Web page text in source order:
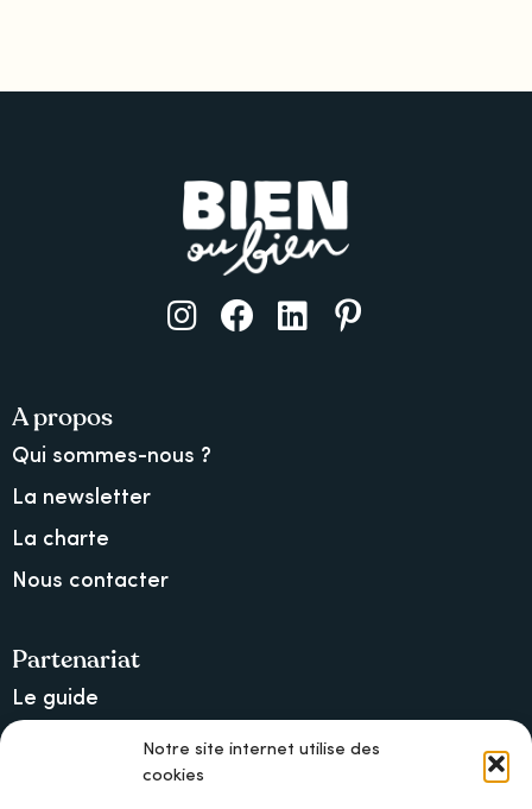
Notre site internet utilise des
cookies
A propos
Qui sommes-nous ?
La newsletter
La charte
Nous contacter
Partenariat
Le guide
Lancer une collecte sur Ulule
MAIF, l’assureur militant